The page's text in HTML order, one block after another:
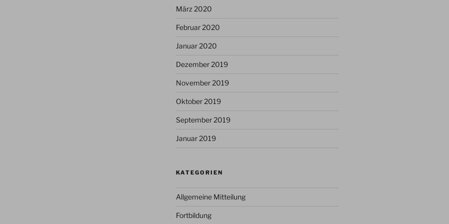
März 2020
Februar 2020
Januar 2020
Dezember 2019
November 2019
Oktober 2019
September 2019
Januar 2019
KATEGORIEN
Allgemeine Mitteilung
Fortbildung